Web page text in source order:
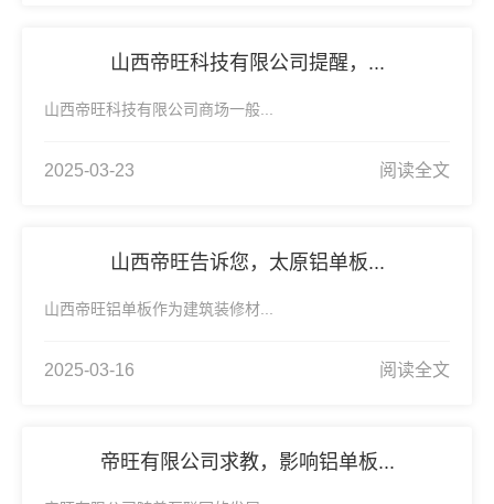
山西帝旺科技有限公司提醒，...
山西帝旺科技有限公司商场一般...
2025-03-23 阅读全文
山西帝旺告诉您，太原铝单板...
山西帝旺铝单板作为建筑装修材...
2025-03-16 阅读全文
帝旺有限公司求教，影响铝单板...